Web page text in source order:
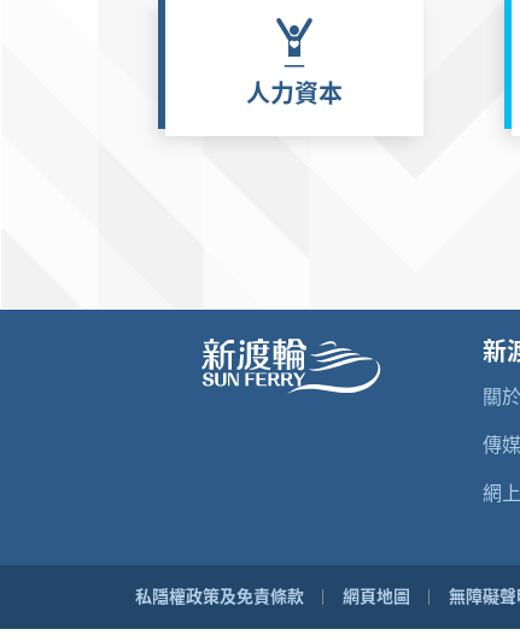
人力資本
新
關
傳
網
私隱權政策及免責條款 網頁地圖 無障礙聲